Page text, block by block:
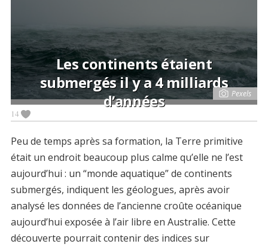
Les continents étaient
submergés il y a 4 milliards
d’années
Pexels
14
Peu de temps après sa formation, la Terre primitive
était un endroit beaucoup plus calme qu’elle ne l’est
aujourd’hui : un “monde aquatique” de continents
submergés, indiquent les géologues, après avoir
analysé les données de l’ancienne croûte océanique
aujourd’hui exposée à l’air libre en Australie. Cette
découverte pourrait contenir des indices sur